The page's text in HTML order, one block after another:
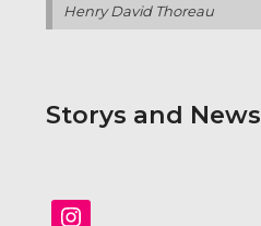
Henry David Thoreau
Storys and News